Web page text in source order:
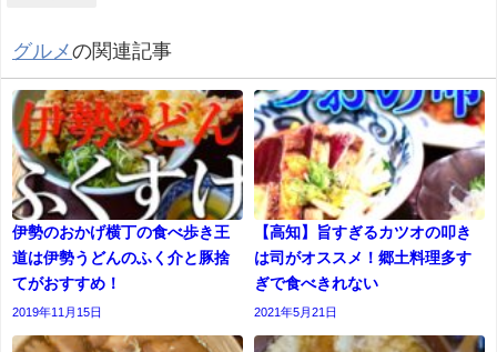
グルメの関連記事
伊勢のおかげ横丁の食べ歩き王
道は伊勢うどんのふく介と豚捨
てがおすすめ！
2019年11月15日
【高知】旨すぎるカツオの叩き
は司がオススメ！郷土料理多す
ぎで食べきれない
2021年5月21日